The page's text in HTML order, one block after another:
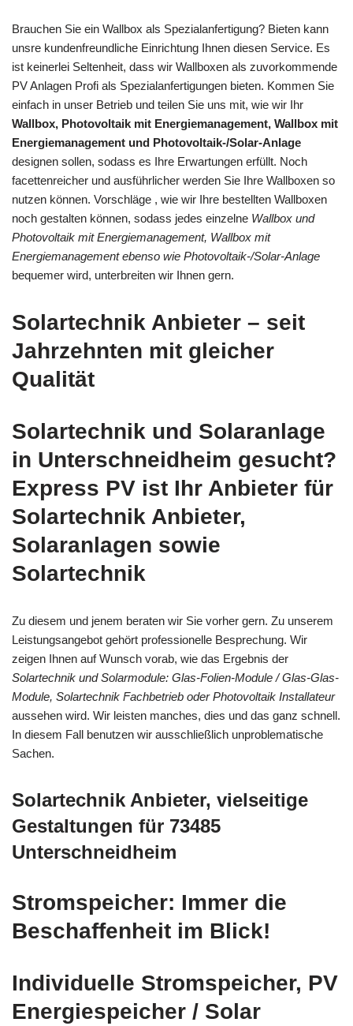
Brauchen Sie ein Wallbox als Spezialanfertigung? Bieten kann
unsre kundenfreundliche Einrichtung Ihnen diesen Service. Es
ist keinerlei Seltenheit, dass wir Wallboxen als zuvorkommende
PV Anlagen Profi als Spezialanfertigungen bieten. Kommen Sie
einfach in unser Betrieb und teilen Sie uns mit, wie wir Ihr
Wallbox, Photovoltaik mit Energiemanagement, Wallbox mit
Energiemanagement und Photovoltaik-/Solar-Anlage
designen sollen, sodass es Ihre Erwartungen erfüllt. Noch
facettenreicher und ausführlicher werden Sie Ihre Wallboxen so
nutzen können. Vorschläge , wie wir Ihre bestellten Wallboxen
noch gestalten können, sodass jedes einzelne Wallbox und
Photovoltaik mit Energiemanagement, Wallbox mit
Energiemanagement ebenso wie Photovoltaik-/Solar-Anlage
bequemer wird, unterbreiten wir Ihnen gern.
Solartechnik Anbieter – seit
Jahrzehnten mit gleicher
Qualität
Solartechnik und Solaranlage
in Unterschneidheim gesucht?
Express PV ist Ihr Anbieter für
Solartechnik Anbieter,
Solaranlagen sowie
Solartechnik
Zu diesem und jenem beraten wir Sie vorher gern. Zu unserem
Leistungsangebot gehört professionelle Besprechung. Wir
zeigen Ihnen auf Wunsch vorab, wie das Ergebnis der
Solartechnik und Solarmodule: Glas-Folien-Module / Glas-Glas-
Module, Solartechnik Fachbetrieb oder Photovoltaik Installateur
aussehen wird. Wir leisten manches, dies und das ganz schnell.
In diesem Fall benutzen wir ausschließlich unproblematische
Sachen.
Solartechnik Anbieter, vielseitige
Gestaltungen für 73485
Unterschneidheim
Stromspeicher: Immer die
Beschaffenheit im Blick!
Individuelle Stromspeicher, PV
Energiespeicher / Solar